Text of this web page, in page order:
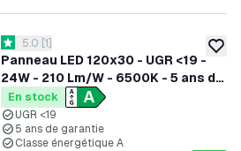
Panneau LED 120x30 - UGR <19 -
24W - 210 Lm/W - 6500K - 5 ans de
garantie - Classe énergétique A
ouvrir le tiroir des avis
5 étoiles de notation
5.0 [1]
En stock
UGR <19
5 ans de garantie
Classe énergétique A